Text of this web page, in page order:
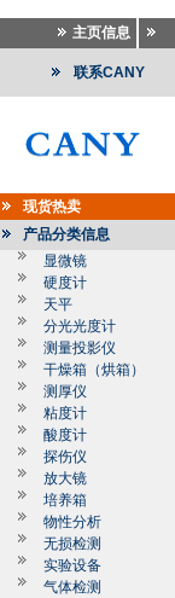
主页信息
联系CANY
现货热卖
产品分类信息
显微镜
硬度计
天平
分光光度计
测量投影仪
干燥箱（烘箱）
测厚仪
粘度计
酸度计
探伤仪
放大镜
培养箱
物性分析
无损检测
实验设备
气体检测